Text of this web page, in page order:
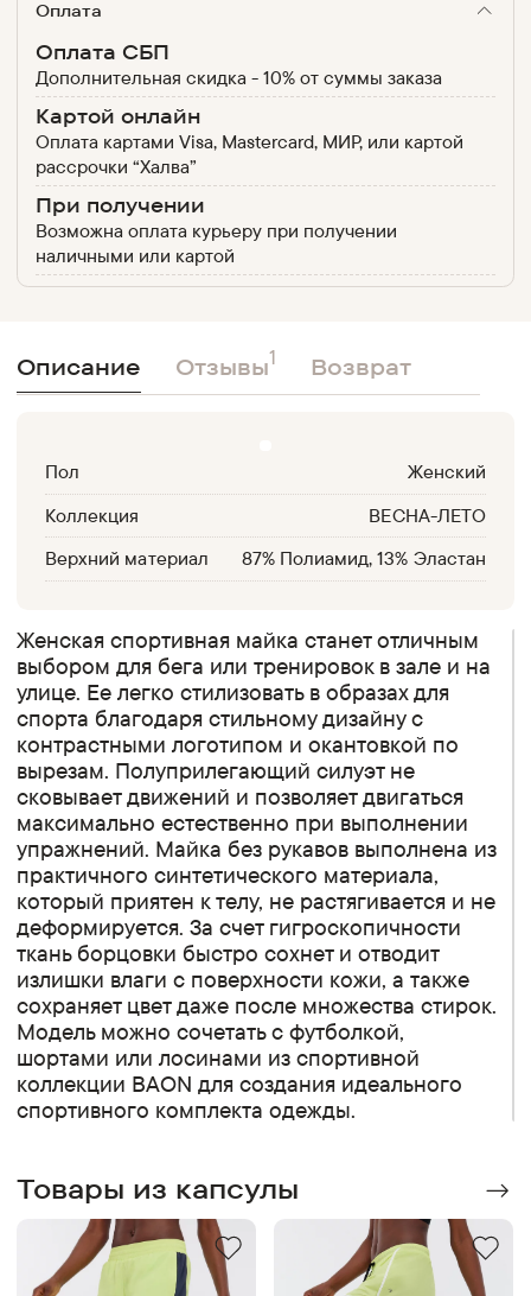
Оплата
Оплата СБП
Дополнительная скидка - 10% от суммы заказа
Картой онлайн
Оплата картами Visa, Mastercard, МИР, или картой
рассрочки “Халва”
При получении
Возможна оплата курьеру при получении
наличными или картой
Описание Отзывы1 Возврат
Женская спортивная майка станет отличным
выбором для бега или тренировок в зале и на
улице. Ее легко стилизовать в образах для
спорта благодаря стильному дизайну с
контрастными логотипом и окантовкой по
вырезам. Полуприлегающий силуэт не
сковывает движений и позволяет двигаться
максимально естественно при выполнении
упражнений. Майка без рукавов выполнена из
практичного синтетического материала,
который приятен к телу, не растягивается и не
деформируется. За счет гигроскопичности
ткань борцовки быстро сохнет и отводит
излишки влаги с поверхности кожи, а также
сохраняет цвет даже после множества стирок.
Модель можно сочетать с футболкой,
шортами или лосинами из спортивной
коллекции BAON для создания идеального
спортивного комплекта одежды.
Пол
Женский
Коллекция
ВЕСНА-ЛЕТО
Верхний материал
87% Полиамид, 13% Эластан
Товары из капсулы